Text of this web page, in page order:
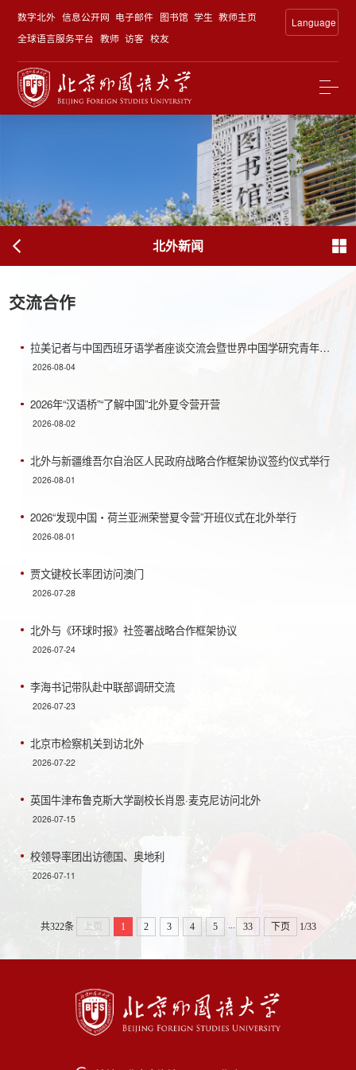
数字北外 信息公开网 电子邮件 图书馆 学生 教师主页
全球语言服务平台 教师 访客 校友
Language
北外新闻
交流合作
拉美记者与中国西班牙语学者座谈交流会暨世界中国学研究青年学者工作坊在北外举行
2026-08-04
2026年“汉语桥”“了解中国”北外夏令营开营
2026-08-02
北外与新疆维吾尔自治区人民政府战略合作框架协议签约仪式举行
2026-08-01
2026“发现中国・荷兰亚洲荣誉夏令营”开班仪式在北外举行
2026-08-01
贾文键校长率团访问澳门
2026-07-28
北外与《环球时报》社签署战略合作框架协议
2026-07-24
李海书记带队赴中联部调研交流
2026-07-23
北京市检察机关到访北外
2026-07-22
英国牛津布鲁克斯大学副校长肖恩·麦克尼访问北外
2026-07-15
校领导率团出访德国、奥地利
2026-07-11
共322条 上页 1 2 3 4 5 ... 33 下页 1/33